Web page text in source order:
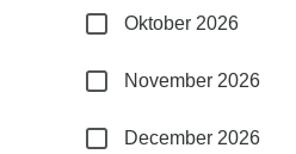
Oktober 2026
November 2026
December 2026